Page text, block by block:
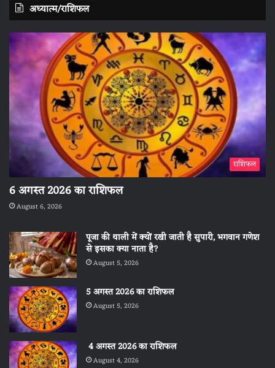
अध्यात्म/राशिफल
राशिफल
6 अगस्त 2026 का राशिफल
August 6, 2026
पूजा की थाली में क्यों रखी जाती है सुपारी, भगवान गणेश
से इसका क्या नाता है?
August 5, 2026
5 अगस्त 2026 का राशिफल
August 5, 2026
4 अगस्त 2026 का राशिफल
August 4, 2026